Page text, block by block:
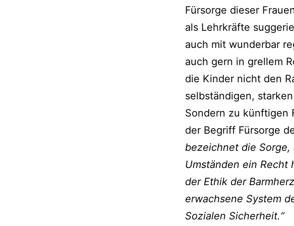
Fürsorge dieser
als Lehrkräfte
auch mit wunderbar
auch gern in grellem
die Kinder nicht den
selbständigen,
Sondern zu künftigen
der Begriff Fürsorge
bezeichnet die
Umständen ein Recht
der Ethik der
erwachsene System
Sozialen Sicherheit.“